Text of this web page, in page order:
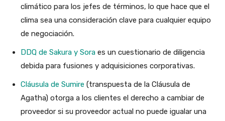
climático para los jefes de términos, lo que hace que el
clima sea una consideración clave para cualquier equipo
de negociación.
DDQ de Sakura y Sora es un cuestionario de diligencia
debida para fusiones y adquisiciones corporativas.
Cláusula de Sumire (transpuesta de la Cláusula de
Agatha) otorga a los clientes el derecho a cambiar de
proveedor si su proveedor actual no puede igualar una